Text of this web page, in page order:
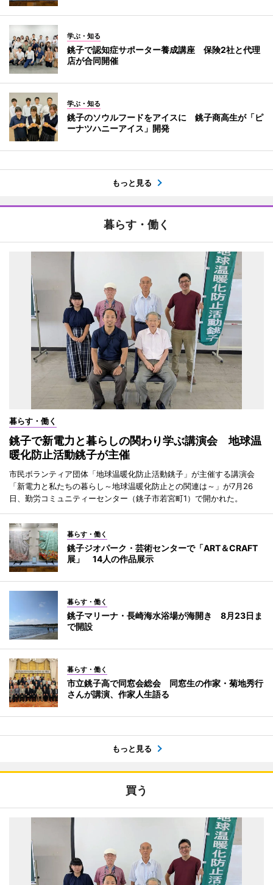
学ぶ・知る
銚子で認知症サポーター養成講座 保険2社と代理
店が合同開催
学ぶ・知る
銚子のソウルフードをアイスに 銚子商高生が「ピ
ーナツハニーアイス」開発
もっと見る
暮らす・働く
暮らす・働く
銚子で新電力と暮らしの関わり学ぶ講演会 地球温
暖化防止活動銚子が主催
市民ボランティア団体「地球温暖化防止活動銚子」が主催する講演会
「新電力と私たちの暮らし～地球温暖化防止との関連は～」が7月26
日、勤労コミュニティーセンター（銚子市若宮町1）で開かれた。
暮らす・働く
銚子ジオパーク・芸術センターで「ART＆CRAFT
展」 14人の作品展示
暮らす・働く
銚子マリーナ・長崎海水浴場が海開き 8月23日ま
で開設
暮らす・働く
市立銚子高で同窓会総会 同窓生の作家・菊地秀行
さんが講演、作家人生語る
もっと見る
買う